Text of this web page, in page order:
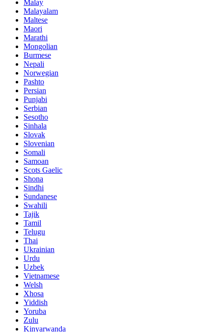
Malay
Malayalam
Maltese
Maori
Marathi
Mongolian
Burmese
Nepali
Norwegian
Pashto
Persian
Punjabi
Serbian
Sesotho
Sinhala
Slovak
Slovenian
Somali
Samoan
Scots Gaelic
Shona
Sindhi
Sundanese
Swahili
Tajik
Tamil
Telugu
Thai
Ukrainian
Urdu
Uzbek
Vietnamese
Welsh
Xhosa
Yiddish
Yoruba
Zulu
Kinyarwanda